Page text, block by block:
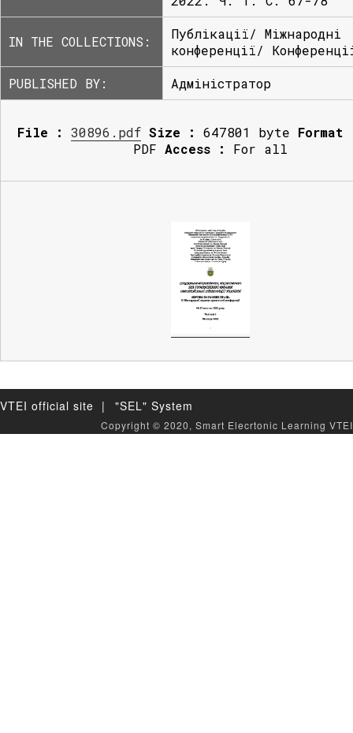
IN THE COLLECTIONS:
Публікації/ Міжнародні
конференції/
PUBLISHED BY:
Адміністратор
File : 30896.pdf Size : 647801 byte Format
PDF Access : For all
VTEI official site | "SEL" System
Copyright © 2020, Smart Elecrtonic Learning VTEI